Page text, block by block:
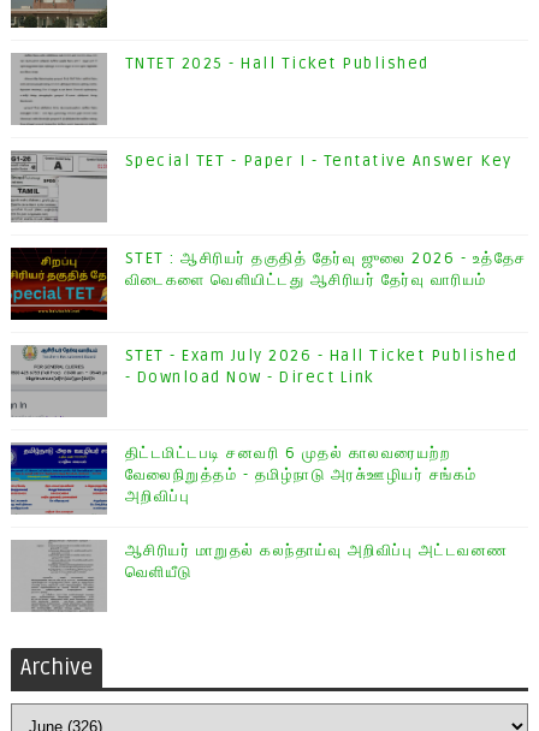
TNTET 2025 - Hall Ticket Published
Special TET - Paper I - Tentative Answer Key
STET : ஆசிரியர் தகுதித் தேர்வு ஜுலை 2026 - உத்தேச
விடைகளை வெளியிட்டது ஆசிரியர் தேர்வு வாரியம்
STET - Exam July 2026 - Hall Ticket Published
- Download Now - Direct Link
திட்டமிட்டபடி சனவரி 6 முதல் காலவரையற்ற
வேலைநிறுத்தம் - தமிழ்நாடு அரசு்ஊழியர் சங்கம்
அறிவிப்பு
ஆசிரியர் மாறுதல் கலந்தாய்வு அறிவிப்பு அட்டவனண
வெளியீடு
Archive